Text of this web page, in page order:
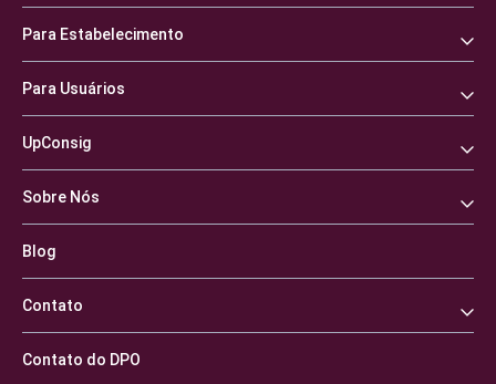
Para Estabelecimento
Para Usuários
UpConsig
Sobre Nós
Blog
Contato
Contato do DPO